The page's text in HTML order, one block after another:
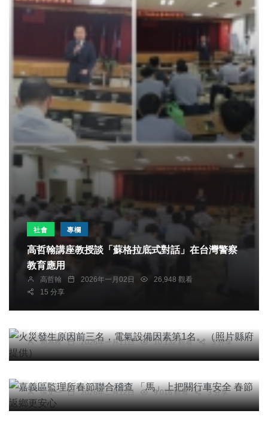
社會 專欄
高哲翰講座教授談「蘇格拉底式對話」在台灣警察
教育應用
高哲翰 2026年一月02日
26,948 觀看
15 分享
社會
火災發生原因前三名，電氣設備因素第1名。（照
周為政 2026年一月11日 10,132 觀看 3 分享
綜合新聞 旅遊
嘉義區監理所春節聯合稽查 「馬」上把關行車安全
張文一 2026年二月12日 9,016 觀看 3 分享